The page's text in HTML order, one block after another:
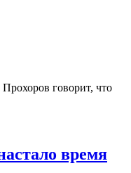
Прохоров говорит, что
время